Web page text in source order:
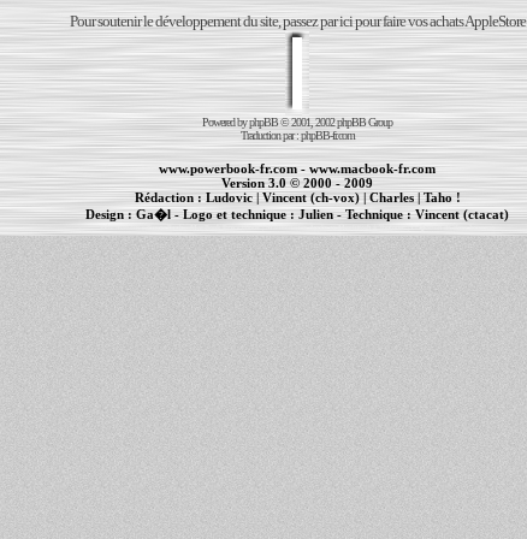
Pour soutenir le développement du site, passez par ici pour faire vos achats AppleStore
Powered byphpBB© 2001, 2002 phpBB Group
Traduction par :phpBB-fr.com
www.powerbook-fr.com - www.macbook-fr.com
Version 3.0 © 2000 - 2009
Rédaction : Ludovic|Vincent (ch-vox)| Charles|Taho !
Design :Ga�l - Logo et technique : Julien - Technique :Vincent (ctacat)
| | cr�ation de sites Internet